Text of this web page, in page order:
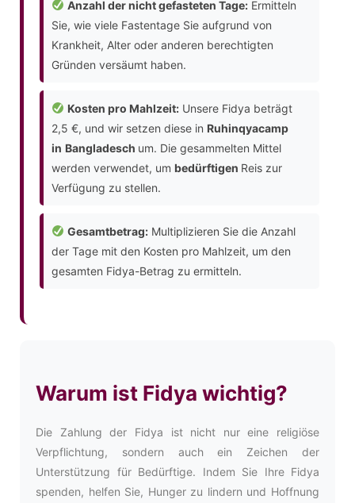
Anzahl der nicht gefasteten Tage:Ermitteln
Sie, wie viele Fastentage Sie aufgrund von
Krankheit, Alter oder anderen berechtigten
Gründen versäumt haben.
Kosten pro Mahlzeit:Unsere Fidya beträgt
2,5 €, und wir setzen diese in Ruhinqyacamp
in Bangladesch um. Die gesammelten Mittel
werden verwendet, um bedürftigen Reis zur
Verfügung zu stellen.
Gesamtbetrag:Multiplizieren Sie die Anzahl
der Tage mit den Kosten pro Mahlzeit, um den
gesamten Fidya-Betrag zu ermitteln.
Warum ist Fidya wichtig?
Die Zahlung der Fidya ist nicht nur eine religiöse
Verpflichtung, sondern auch ein Zeichen der
Unterstützung für Bedürftige. Indem Sie Ihre Fidya
spenden, helfen Sie, Hunger zu lindern und Hoffnung